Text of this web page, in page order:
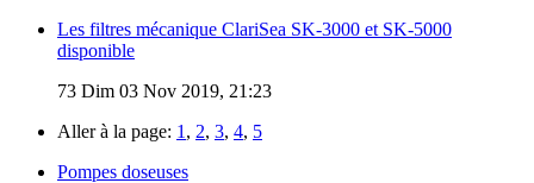
Les filtres mécanique ClariSea SK-3000 et SK-5000
disponible
73 Dim 03 Nov 2019, 21:23
Aller à la page: 1 , 2, 3, 4, 5
Pompes doseuses